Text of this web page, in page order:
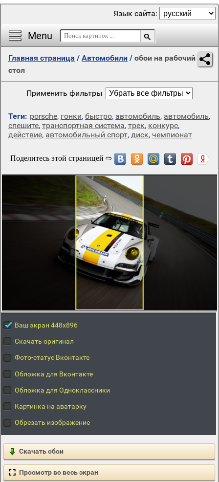
Menu
Язык сайта:
Главная страница / Автомобили / обои на рабочий
стол
Применить фильтры
Теги: porsche, гонки, быстро, автомобиль, автомобиль,
спешите, транспортная система, трек, конкурс,
действие, автомобильный спорт, диск, чемпионат
Ваш экран 448x896
Скачать оригинал
Фото-статус Вконтакте
Обложка для Вконтакте
Обложка для Одноклассники
Картинка на аватарку
Обрезать изображение
Скачать обои
Просмотр во весь экран